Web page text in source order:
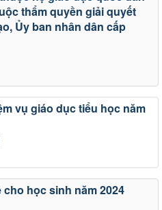
thẩm quyền giải quyết
Ủy ban nhân dân cấp
vụ giáo dục tiểu học năm
học sinh năm 2024